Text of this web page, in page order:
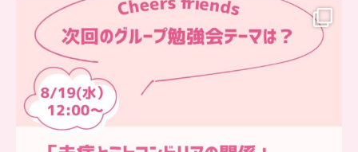
…
グループ勉強会